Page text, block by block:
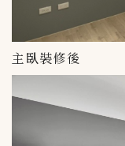
主臥裝修後